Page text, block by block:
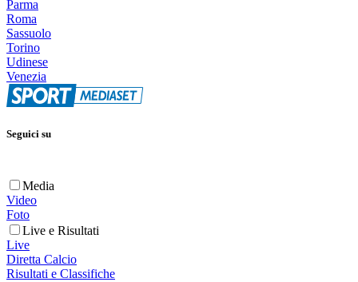
Parma
Roma
Sassuolo
Torino
Udinese
Venezia
Seguici su
Media
Video
Foto
Live e Risultati
Live
Diretta Calcio
Risultati e Classifiche